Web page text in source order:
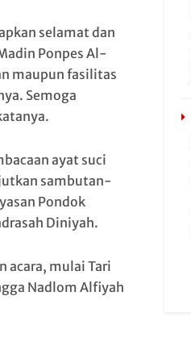
selamat dan
Ponpes Al-
maupun fasilitas
Semoga
ayat suci
sambutan-
Pondok
Diniyah.
acara, mulai Tari
Nadlom Alfiyah